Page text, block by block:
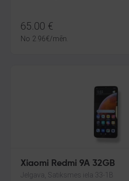
65.00 €
No 2.96€/mēn.
Xiaomi Redmi 9A 32GB
Jelgava, Satiksmes iela 33-1B